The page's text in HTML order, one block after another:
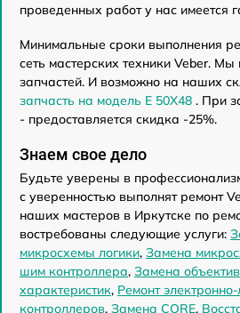
проведенных работ у нас имеется
Минимальные сроки выполнения
сеть мастерских техники Veber.
запчастей. И возможно на наших
запчасть на модель E 50X48 . При
- предоставляется скидка -25%.
Знаем свое дело
Будьте уверены в
с уверенностью выполнят ремонт
наших мастеров в Иркутске по
востребованы следующие услуги:
микросхемы логики, Замена
шим контроллера, Замена
характеристик, Ремонт
контроллеров, Замена CORE,